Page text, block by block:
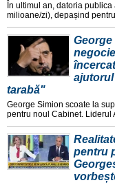
În ultimul an, datoria
milioane/zi), depașind
ajutorul
tarabă"
George Simion scoate la
pentru noul Cabinet. Liderul
pentru